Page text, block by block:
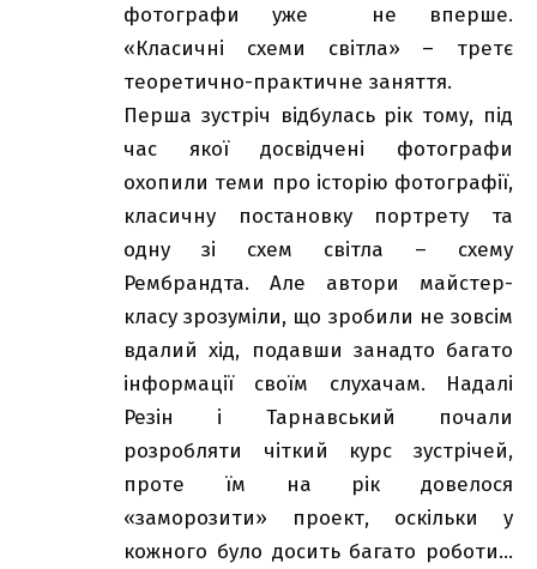
фотографи уже не вперше.
«Класичні схеми світла» – третє
теоретично-практичне заняття.
Перша зустріч відбулась рік тому, під
час якої досвідчені фотографи
охопили теми про історію фотографії,
класичну постановку портрету та
одну зі схем світла – схему
Рембрандта. Але автори майстер-
класу зрозуміли, що зробили не зовсім
вдалий хід, подавши занадто багато
інформації своїм слухачам. Надалі
Резін і Тарнавський почали
розробляти чіткий курс зустрічей,
проте їм на рік довелося
«заморозити» проект, оскільки у
кожного було досить багато роботи…